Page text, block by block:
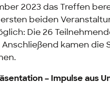
2023 das Treffen
beiden
Die 26
kamen die
– Impulse aus